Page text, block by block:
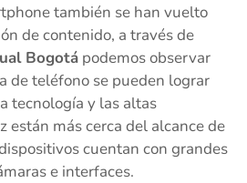
también se han vuelto
de contenido, a través de
Bogotá podemos observar
de teléfono se pueden lograr
tecnología y las altas
están más cerca del alcance de
cuentan con grandes
e interfaces.